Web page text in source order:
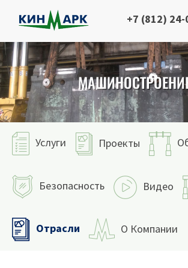
+7 (812)
Услуги Проекты
Безопасность Видео
Отрасли О Компании